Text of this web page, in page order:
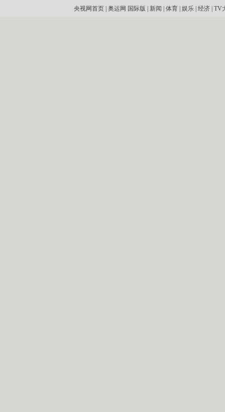
央视网首页| 奥运网 国际版 新闻 体育| 娱乐| 经济| TV